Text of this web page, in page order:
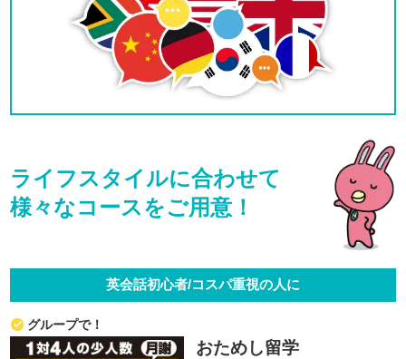
ライフスタイルに合わせて
様々なコースをご用意！
英会話初心者/コスパ重視の人に
グループで！
おためし留学